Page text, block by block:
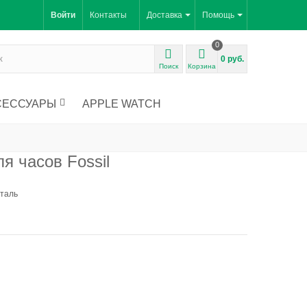
Помощь
Доставка
Контакты
Войти
Поиск Корзина
0
0 руб.
APPLE WATCH
часов Fossil